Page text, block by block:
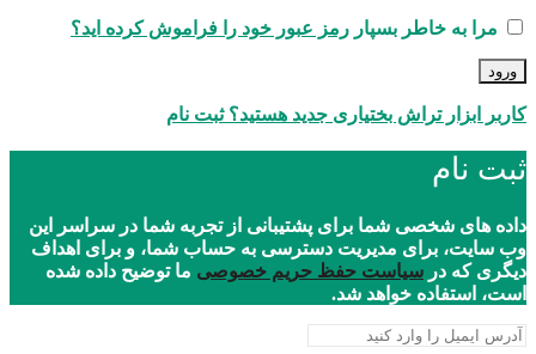
مرا به خاطر بسپار رمز عبور خود را فراموش کرده اید؟
ورود
کاربر ابزار تراش بختیاری جدید هستید؟ ثبت نام
ثبت نام
داده های شخصی شما برای پشتیبانی از تجربه شما در سراسر این
وب سایت، برای مدیریت دسترسی به حساب شما، و برای اهداف
دیگری که در سیاست حفظ حریم خصوصی ما توضیح داده شده
است، استفاده خواهد شد.